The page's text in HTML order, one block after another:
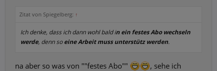
Zitat von Spiegelberg: ↑
Ich denke, dass ich dann wohl bald in ein festes Abo wechseln
werde, denn soeine Arbeit muss unterstütz werden.
na aber so was von ""festes Abo""
, sehe ich